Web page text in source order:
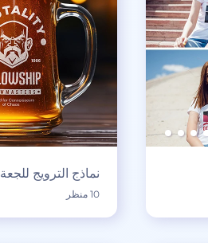
نماذج الترويج للجعة
10 منظر